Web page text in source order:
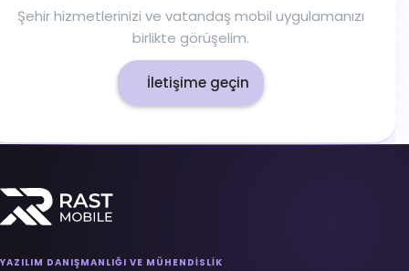
Şehir hizmetlerinizi ve vatandaş mobil uygulamanızı
birlikte görüşelim.
İletişime geçin
YAZILIM DANIŞMANLIĞI VE MÜHENDİSLİK